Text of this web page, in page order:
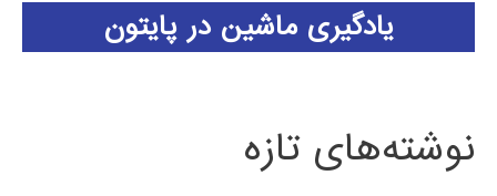
یادگیری ماشین در پایتون
نوشته‌های تازه